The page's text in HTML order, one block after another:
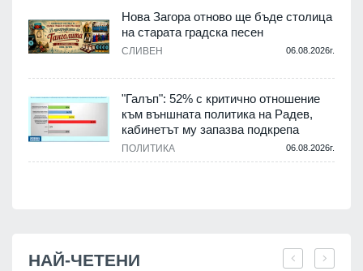
Нова Загора отново ще бъде столица
на старата градска песен
СЛИВЕН 06.08.2026г.
"Галъп": 52% с критично отношение
към външната политика на Радев,
кабинетът му запазва подкрепа
ПОЛИТИКА 06.08.2026г.
НАЙ-ЧЕТЕНИ